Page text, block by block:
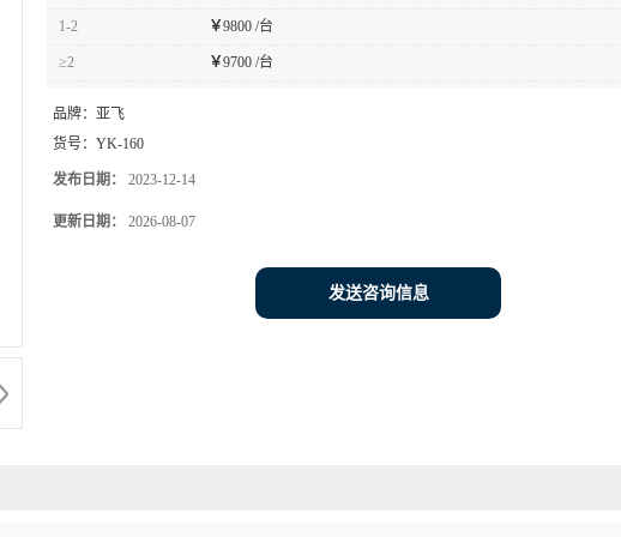
1-2 ￥9800 /台
≥2 ￥9700 /台
品牌： 亚飞
货号： YK-160
发布日期： 2023-12-14
更新日期： 2026-08-07
发送咨询信息